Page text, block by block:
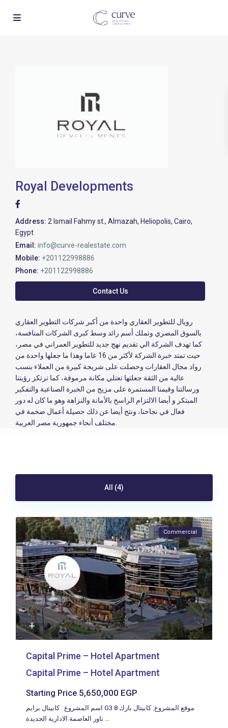
Royal Developments
Address: 2 Ismail Fahmy st., Almazah, Heliopolis, Cairo,
Egypt
Email: info@curve-realestate.com
Mobile: +201122998886
Phone: +201122998886
Contact Us
رويال للتطوير العقاري واحدة من أكبر شركات التطوير العقاري
بالسوق المصري وتملك أسم رائد وسط كبرى الشركات المنافسة،
كما تهدف الشركة الي تقديم نهج جديد للتطوير العمراني في مصر،
حيث تمتد خبرة الشركة لأكثر من 16 عاما وهذا ما جعلها واحدة من
رواد مجال العقارات وحصلت على شريحة كبيرة من العملاء بنسب
عالية من الثقة جعلتها تعتلي مكانة مرموقة، كما ترتكز رؤيتنا
ورسالتنا وقيمنا المستمرة على مزيج من الخبرة الصناعية والتفكير
المبتكر و أيضا الالتزام الراسخ بالأمانة والنزاهة وهو ما كان له دور
فعال في نجاحنا، ونتج أيضا عن ذلك حصيلة أعمال ضخمة في
All (4)
Commercial
Capital Prime – Hotel Apartment
Capital Prime – Hotel Apartment
Starting Price 5,650,000 EGP
اسم المشروع : كابيتال برايم G3 8 موقع المشروع: كابيتال بارك
...